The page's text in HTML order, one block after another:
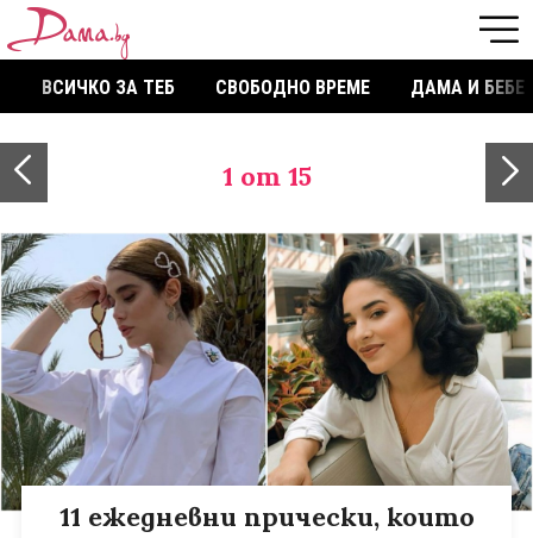
ВСИЧКО ЗА ТЕБ СВОБОДНО ВРЕМЕ ДАМА И БЕБЕ
1 от 15
11 ежедневни прически, които